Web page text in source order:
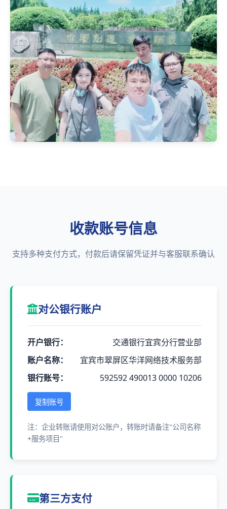
收款账号信息
支持多种支付方式，付款后请保留凭证并与客服联系确认
对公银行账户
开户银行：
交通银行宜宾分行营业部
账户名称：
宜宾市翠屏区华洋网络技术服务部
银行账号：
592592 490013 0000 10206
复制账号
注：企业转账请使用对公账户，转账时请备注"公司名称
+服务项目"
第三方支付